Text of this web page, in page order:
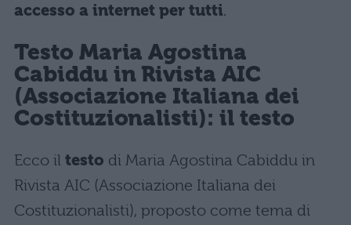
accesso a internet per tutti.
Testo Maria Agostina
Cabiddu in Rivista AIC
(Associazione Italiana dei
Costituzionalisti): il testo
Ecco il testo di Maria Agostina Cabiddu in
Rivista AIC (Associazione Italiana dei
Costituzionalisti), proposto come tema di